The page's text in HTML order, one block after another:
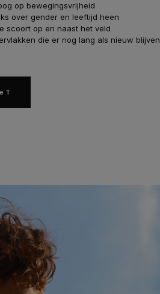
op bewegingsvrijheid
over gender en leeftijd heen
scoort op en naast het veld
die er nog lang als nieuw blijven
T